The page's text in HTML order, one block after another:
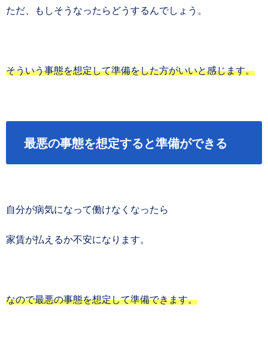
ただ、もしそうなったらどうするんでしょう。
そういう事態を想定して準備をした方がいいと感じます。
最悪の事態を想定すると準備ができる
自分が病気になって働けなくなったら
家賃が払えるか不安になります。
なので最悪の事態を想定して準備できます。